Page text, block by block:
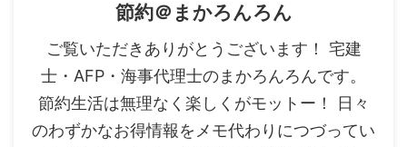
節約＠まかろんろん
ご覧いただきありがとうございます！ 宅建
士・AFP・海事代理士のまかろんろんです。
節約生活は無理なく楽しくがモットー！ 日々
のわずかなお得情報をメモ代わりにつづってい